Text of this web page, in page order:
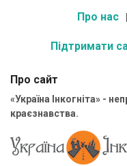
Про нас
Підтримати
Про сайт
«Україна Інкогніта» -
краєзнавства.